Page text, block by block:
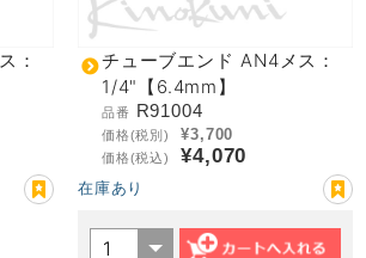
：
チューブエンド AN4メス：
1/4"【6.4mm】
品番 R91004
価格(税別) ¥3,700
価格(税込) ¥4,070
在庫あり